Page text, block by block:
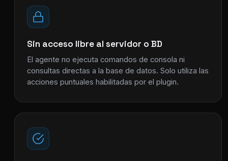
Sin acceso libre al servidor o BD
El agente no ejecuta comandos de consola ni
consultas directas a la base de datos. Solo utiliza las
acciones puntuales habilitadas por el plugin.